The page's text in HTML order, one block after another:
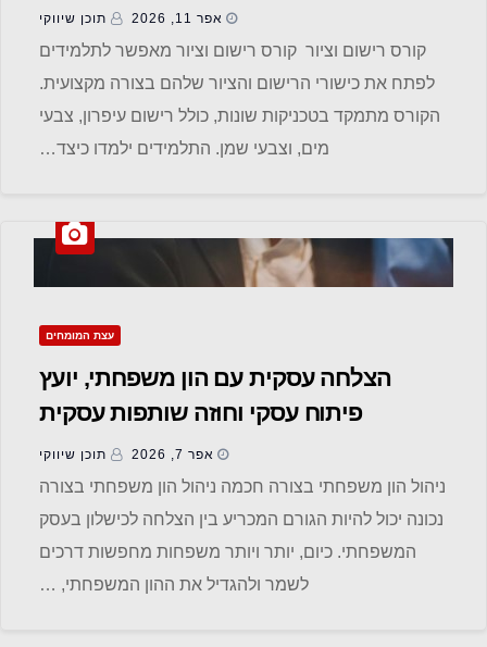
אפר 11, 2026 תוכן שיווקי
קורס רישום וציור קורס רישום וציור מאפשר לתלמידים
לפתח את כישורי הרישום והציור שלהם בצורה מקצועית.
הקורס מתמקד בטכניקות שונות, כולל רישום עיפרון, צבעי
מים, וצבעי שמן. התלמידים ילמדו כיצד…
עצת המומחים
הצלחה עסקית עם הון משפחתי, יועץ
פיתוח עסקי וחוזה שותפות עסקית
אפר 7, 2026 תוכן שיווקי
ניהול הון משפחתי בצורה חכמה ניהול הון משפחתי בצורה
נכונה יכול להיות הגורם המכריע בין הצלחה לכישלון בעסק
המשפחתי. כיום, יותר ויותר משפחות מחפשות דרכים
לשמר ולהגדיל את ההון המשפחתי, …